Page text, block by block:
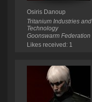
Osiris Danoup
Tritanium Industries and
Technology
Goonswarm Federation
Likes received: 1